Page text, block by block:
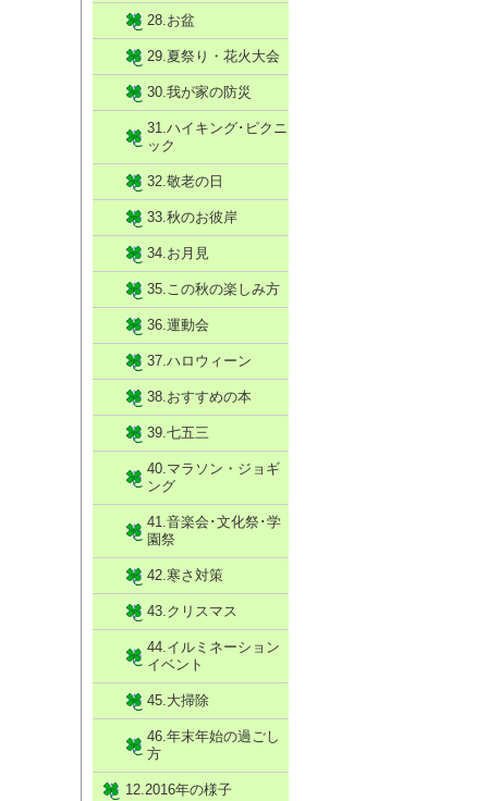
28.お盆
29.夏祭り・花火大会
30.我が家の防災
31.ハイキング･ピクニ
ック
32.敬老の日
33.秋のお彼岸
34.お月見
35.この秋の楽しみ方
36.運動会
37.ハロウィーン
38.おすすめの本
39.七五三
40.マラソン・ジョギ
ング
41.音楽会･文化祭･学
園祭
42.寒さ対策
43.クリスマス
44.イルミネーション
イベント
45.大掃除
46.年末年始の過ごし
方
12.2016年の様子